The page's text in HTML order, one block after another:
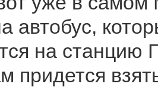
автобус,
на станцию
придется